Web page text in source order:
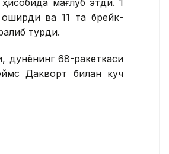
мағлуб этди. 1
ва 11 та брейк-
турди.
дунёнинг 68-ракеткаси
Дакворт билан куч